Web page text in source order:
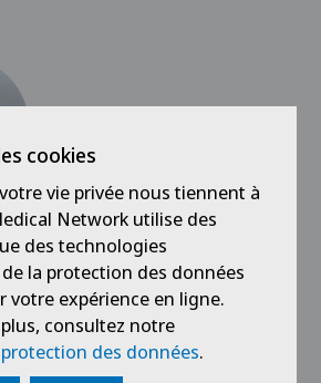
Bassi
cookies
vie privée nous tiennent à
Network utilise des
des technologies
la protection des données
votre expérience en ligne.
consultez notre
des données.